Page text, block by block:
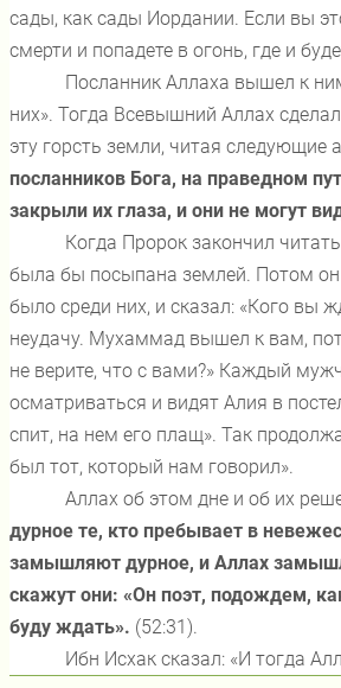
сады, как сады Иордании. Если вы
смерти и попадете в огонь, где и
Посланник Аллаха вышел к
них». Тогда Всевышний Аллах
эту горсть земли, читая следующие
посланников Бога, на праведном
закрыли их глаза, и они не могут
Когда Пророк закончил
была бы посыпана землей. Потом он
было среди них, и сказал: «Кого вы
неудачу. Мухаммад вышел к вам,
не верите, что с вами?» Каждый
осматриваться и видят Алия в
спит, на нем его плащ». Так
был тот, который нам говорил».
Аллах об этом дне и об их
дурное те, кто пребывает в
замышляют дурное, и Аллах
скажут они: «Он поэт, подождем,
буду ждать». (52:31).
Ибн Исхак сказал: «И тогда